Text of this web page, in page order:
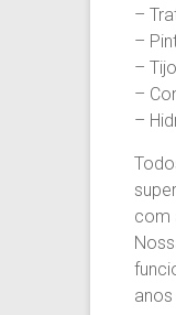
–
–
–
–
–
com